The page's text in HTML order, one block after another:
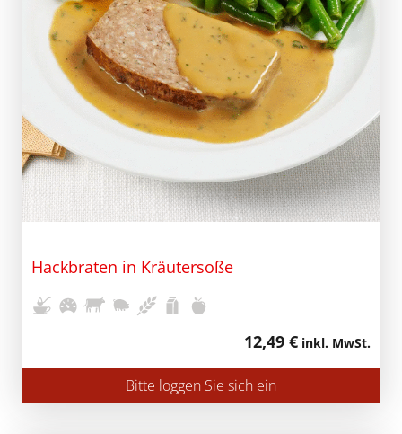
Hackbraten in Kräutersoße
12,49 € inkl. MwSt.
Bitte loggen Sie sich ein